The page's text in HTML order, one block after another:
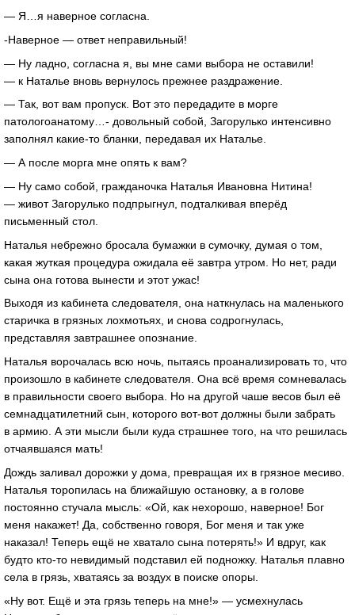
— Я…я наверное согласна.
-Наверное — ответ неправильный!
— Ну ладно, согласна я, вы мне сами выбора не оставили!
— к Наталье вновь вернулось прежнее раздражение.
— Так, вот вам пропуск. Вот это передадите в морге
патологоанатому…- довольный собой, Загорулько интенсивно
заполнял какие-то бланки, передавая их Наталье.
— А после морга мне опять к вам?
— Ну само собой, гражданочка Наталья Ивановна Нитина!
— живот Загорулько подпрыгнул, подталкивая вперёд
письменный стол.
Наталья небрежно бросала бумажки в сумочку, думая о том,
какая жуткая процедура ожидала её завтра утром. Но нет, ради
сына она готова вынести и этот ужас!
Выходя из кабинета следователя, она наткнулась на маленького
старичка в грязных лохмотьях, и снова содрогнулась,
представляя завтрашнее опознание.
Наталья ворочалась всю ночь, пытаясь проанализировать то, что
произошло в кабинете следователя. Она всё время сомневалась
в правильности своего выбора. Но на другой чаше весов был её
семнадцатилетний сын, которого вот-вот должны были забрать
в армию. А эти мысли были куда страшнее того, на что решилась
отчаявшаяся мать!
Дождь заливал дорожки у дома, превращая их в грязное месиво.
Наталья торопилась на ближайшую остановку, а в голове
постоянно стучала мысль: «Ой, как нехорошо, наверное! Бог
меня накажет! Да, собственно говоря, Бог меня и так уже
наказал! Теперь ещё не хватало сына потерять!» И вдруг, как
будто кто-то невидимый подставил ей подножку. Наталья плавно
села в грязь, хватаясь за воздух в поиске опоры.
«Ну вот. Ещё и эта грязь теперь на мне!» — усмехнулась